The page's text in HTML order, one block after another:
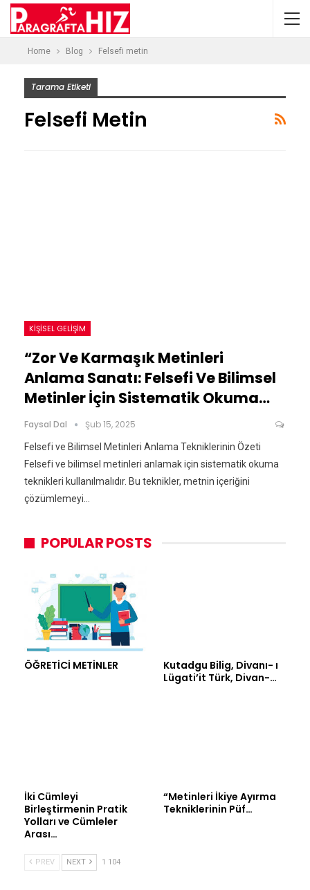
Home Blog Felsefi metin
Tarama Etiketi
Felsefi Metin
KIŞISEL GELIŞIM
“Zor Ve Karmaşık Metinleri
Anlama Sanatı: Felsefi Ve Bilimsel
Metinler İçin Sistematik Okuma…
Faysal Dal Şub 15, 2025
Felsefi ve Bilimsel Metinleri Anlama Tekniklerinin Özeti
Felsefi ve bilimsel metinleri anlamak için sistematik okuma
teknikleri kullanılmalıdır. Bu teknikler, metnin içeriğini
çözümlemeyi…
POPULAR POSTS
ÖĞRETİCİ METİNLER
Kutadgu Bilig, Divanı- ı
Lügati’it Türk, Divan-…
İki Cümleyi
Birleştirmenin Pratik
Yolları ve Cümleler
Arası…
“Metinleri İkiye Ayırma
Tekniklerinin Püf…
PREV NEXT 1 104